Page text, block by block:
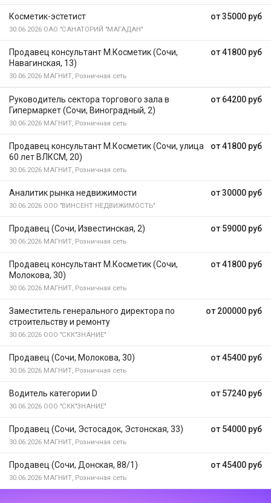
от 35000 руб
Косметик-эстетист
30.06.2026 ОАО "САНАТОРИЙ "МАГАДАН"
от 41800 руб
Продавец консультант М.Косметик (Сочи,
Навагинская, 13)
30.06.2026 МАГНИТ, Розничная сеть
от 64200 руб
Руководитель сектора торгового зала в
Гипермаркет (Сочи, Виноградный, 2)
30.06.2026 МАГНИТ, Розничная сеть
от 41800 руб
Продавец консультант М.Косметик (Сочи, улица
60 лет ВЛКСМ, 20)
30.06.2026 МАГНИТ, Розничная сеть
от 30000 руб
Аналитик рынка недвижимости
30.06.2026 ООО "ВИНСЕНТ НЕДВИЖИМОСТЬ"
от 59000 руб
Продавец (Сочи, Известинская, 2)
30.06.2026 МАГНИТ, Розничная сеть
от 41800 руб
Продавец консультант М.Косметик (Сочи,
Молокова, 30)
30.06.2026 МАГНИТ, Розничная сеть
от 200000 руб
Заместитель генерального директора по
строительству и ремонту
30.06.2026 ООО "СКК"ЗНАНИЕ"
от 45400 руб
Продавец (Сочи, Молокова, 30)
30.06.2026 МАГНИТ, Розничная сеть
от 57240 руб
Водитель категории D
30.06.2026 ООО "СКК"ЗНАНИЕ"
от 54000 руб
Продавец (Сочи, Эстосадок, Эстонская, 33)
30.06.2026 МАГНИТ, Розничная сеть
от 45400 руб
Продавец (Сочи, Донская, 88/1)
30.06.2026 МАГНИТ, Розничная сеть